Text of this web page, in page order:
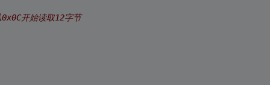
开始读取12字节